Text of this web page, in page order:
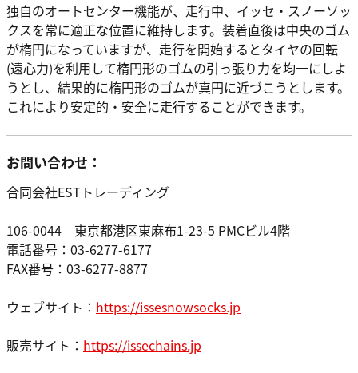
独自のオートセンター機能が、走行中、イッセ・スノーソッ
クスを常に適正な位置に維持します。装着直後は中央のゴム
が楕円になっていますが、走行を開始するとタイヤの回転
(遠心力)を利用して楕円形のゴムの引っ張り力を均一にしよ
うとし、結果的に楕円形のゴムが真円に近づこうとします。
これにより安定的・安全に走行することができます。
お問い合わせ：
合同会社ESTトレーディング
106-0044 東京都港区東麻布1-23-5 PMCビル4階
電話番号：03-6277-6177
FAX番号：03-6277-8877
ウェブサイト： https://issesnowsocks.jp
販売サイト： https://issechains.jp